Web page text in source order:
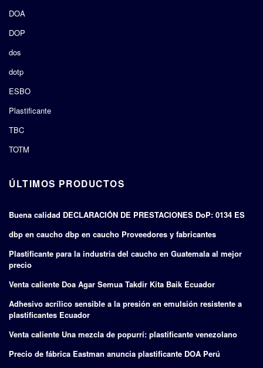
DOA
DOP
dos
dotp
ESBO
Plastificante
TBC
TOTM
ÚLTIMOS PRODUCTOS
Buena calidad DECLARACIÓN DE PRESTACIONES DoP: 0134 ES
dbp en caucho dbp en caucho Proveedores y fabricantes
Plastificante para la industria del caucho en Guatemala al mejor
precio
Venta caliente Doa Agar Semua Takdir Kita Baik Ecuador
Adhesivo acrílico sensible a la presión en emulsión resistente a
plastificantes Ecuador
Venta caliente Una mezcla de popurrí: plastificante venezolano
Precio de fábrica Eastman anuncia plastificante DOA Perú